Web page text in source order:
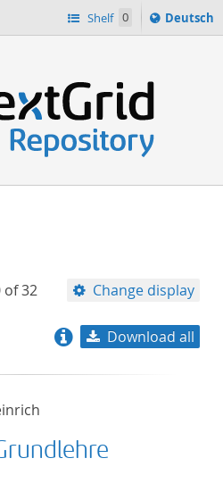
Shelf 0
Sprache
ï¿½ndern
Deutsch
of32 Change display
title descending
Download all